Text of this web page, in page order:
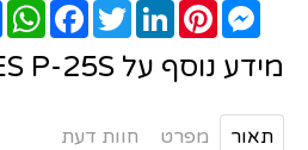
FacebookTwitterLinkedInPinterest
Messenger
מידע נוסף על FELLOWES P-25S
תאור מפרט חוות דעת